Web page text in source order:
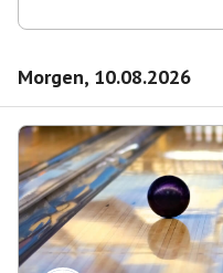
Morgen, 10.08.2026